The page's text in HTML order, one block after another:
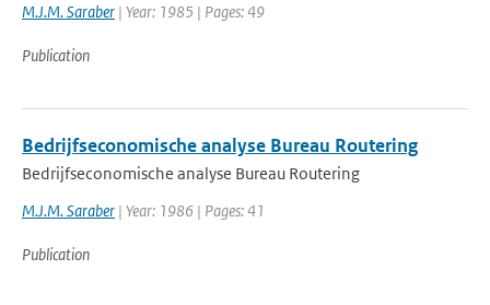
M.J.M. Saraber | Year: 1985 | Pages: 49
Publication
Bedrijfseconomische analyse Bureau Routering
Bedrijfseconomische analyse Bureau Routering
M.J.M. Saraber | Year: 1986 | Pages: 41
Publication